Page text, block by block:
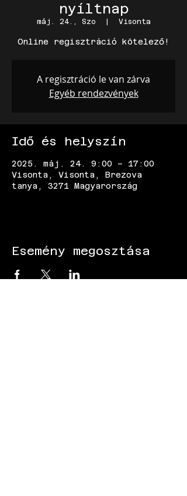
nyíltnap
máj. 24., Szo Visonta
Online regisztráció kötelező!
A regisztráció le van zárva
Egyéb rendezvények
Idő és helyszín
2025. máj. 24. 9:00 – 17:00
Visonta, Visonta, Brezova
tanya, 3271 Magyarország
Esemény megosztása